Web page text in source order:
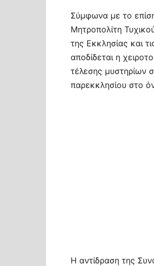
Σύμφωνα με το
Μητροπολίτη
της Εκκλησίας και
αποδίδεται η
τέλεσης μυστηρίων
παρεκκλησίου στο
Η αντίδραση της